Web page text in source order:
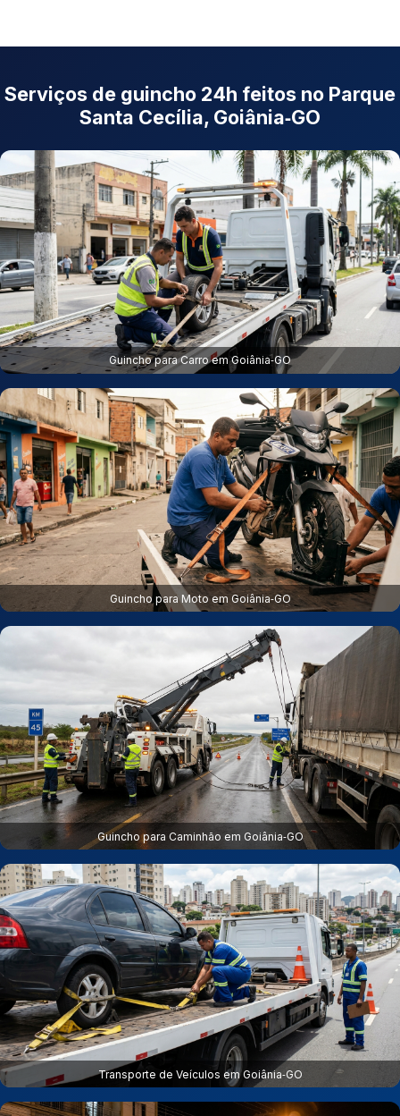
Serviços de guincho 24h feitos no Parque
Santa Cecília, Goiânia‑GO
Guincho para Carro em Goiânia‑GO
Guincho para Moto em Goiânia‑GO
Guincho para Caminhão em Goiânia‑GO
Transporte de Veículos em Goiânia‑GO